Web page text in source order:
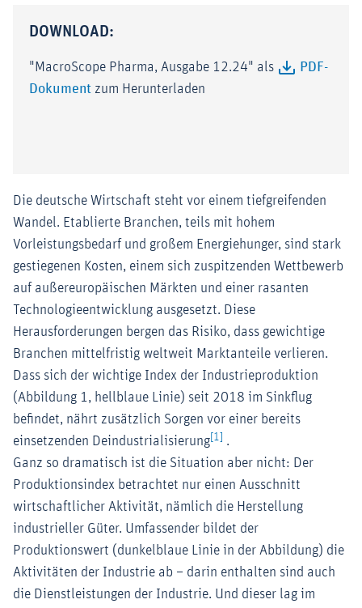
DOWNLOAD:
"MacroScope Pharma, Ausgabe 12.24" als
PDF-
Dokument zum Herunterladen
Die deutsche Wirtschaft steht vor einem tiefgreifenden
Wandel. Etablierte Branchen, teils mit hohem
Vorleistungsbedarf und großem Energiehunger, sind stark
gestiegenen Kosten, einem sich zuspitzenden Wettbewerb
auf außereuropäischen Märkten und einer rasanten
Technologieentwicklung ausgesetzt. Diese
Herausforderungen bergen das Risiko, dass gewichtige
Branchen mittelfristig weltweit Marktanteile verlieren.
Dass sich der wichtige Index der Industrieproduktion
(Abbildung 1, hellblaue Linie) seit 2018 im Sinkflug
befindet, nährt zusätzlich Sorgen vor einer bereits
einsetzenden Deindustrialisierung[1] .
Ganz so dramatisch ist die Situation aber nicht: Der
Produktionsindex betrachtet nur einen Ausschnitt
wirtschaftlicher Aktivität, nämlich die Herstellung
industrieller Güter. Umfassender bildet der
Produktionswert (dunkelblaue Linie in der Abbildung) die
Aktivitäten der Industrie ab – darin enthalten sind auch
die Dienstleistungen der Industrie. Und dieser lag im